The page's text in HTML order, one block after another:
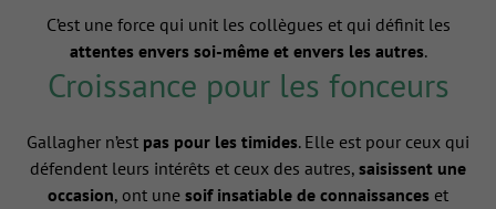
C’est une force qui unit les collègues et qui définit les
attentes envers soi-même et envers les autres.
Croissance pour les fonceurs
Gallagher n’est pas pour les timides. Elle est pour ceux qui
défendent leurs intérêts et ceux des autres, saisissent une
occasion, ont une soif insatiable de connaissances et